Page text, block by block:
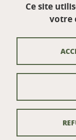
+33 (0)4 57 04 10
designfactory-
Nos actualités
Contact
Venir à UGA
Crédits
Mentions légales
Ce site
votre